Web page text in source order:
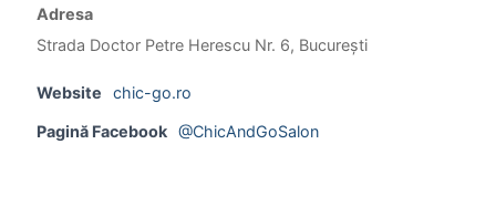
Adresa
Strada Doctor Petre Herescu Nr. 6, București
Website chic-go.ro
Pagină Facebook @ChicAndGoSalon